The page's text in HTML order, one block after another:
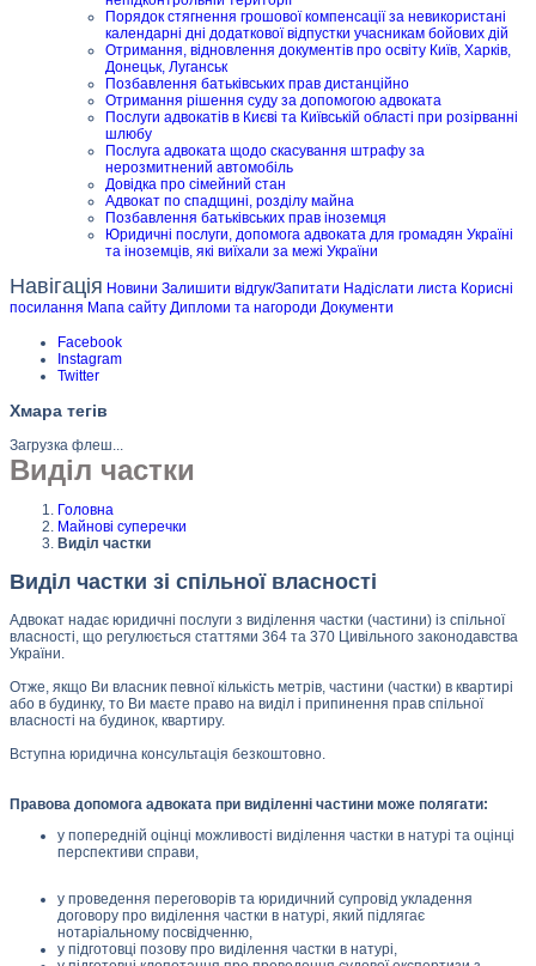
Порядок стягнення грошової компенсації за невикористані
календарні дні додаткової відпустки учасникам бойових дій
Отримання, відновлення документів про освіту Київ, Харків,
Донецьк, Луганськ
Позбавлення батьківських прав дистанційно
Отримання рішення суду за допомогою адвоката
Послуги адвокатів в Києві та Київській області при розірванні
шлюбу
Послуга адвоката щодо скасування штрафу за
нерозмитнений автомобіль
Довідка про сімейний стан
Адвокат по спадщині, розділу майна
Позбавлення батьківських прав іноземця
Юридичні послуги, допомога адвоката для громадян Україні
та іноземців, які виїхали за межі України
Навігація Новини Залишити відгук/Запитати Надіслати листа Корисні
посилання Мапа сайту Дипломи та нагороди Документи
Facebook
Instagram
Twitter
Хмара тегів
Загрузка флеш...
Виділ частки
Головна
Майнові суперечки
Виділ частки
Виділ частки зі спільної власності
Адвокат надає юридичні послуги з виділення частки (частини) із спільної
власності, що регулюється статтями 364 та 370 Цивільного законодавства
України.
Отже, якщо Ви власник певної кількість метрів, частини (частки) в квартирі
або в будинку, то Ви маєте право на виділ і припинення прав спільної
власності на будинок, квартиру.
Вступна юридична консультація безкоштовно.
Правова допомога адвоката при виділенні частини може полягати:
у попередній оцінці можливості виділення частки в натурі та оцінці
перспективи справи,
у проведення переговорів та юридичний супровід укладення
договору про виділення частки в натурі, який підлягає
нотаріальному посвідченню,
у підготовці позову про виділення частки в натурі,